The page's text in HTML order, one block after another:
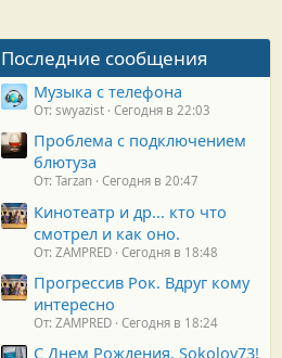
Последние сообщения
Музыка с телефона
От: swyazist Сегодня в 22:03
Проблема с подключением
блютуза
От: Tarzan Сегодня в 20:47
Кинотеатр и др... кто что
смотрел и как оно.
От: ZAMPRED Сегодня в 18:48
Прогрессив Рок. Вдруг кому
интересно
От: ZAMPRED Сегодня в 18:24
С Днем Рождения, Sokolov73!